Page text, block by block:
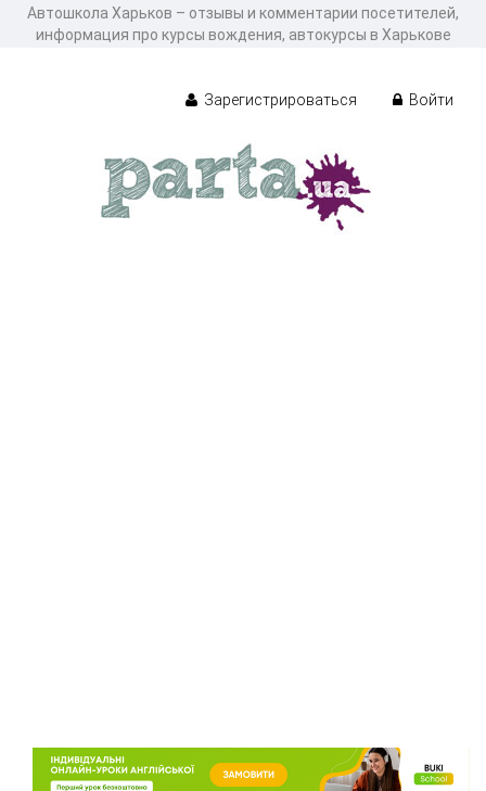
Автошкола Харьков – отзывы и комментарии посетителей,
информация про курсы вождения, автокурсы в Харькове
Зарегистрироваться Войти